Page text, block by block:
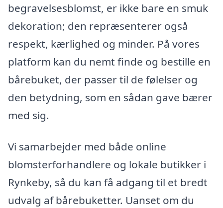
begravelsesblomst, er ikke bare en smuk
dekoration; den repræsenterer også
respekt, kærlighed og minder. På vores
platform kan du nemt finde og bestille en
bårebuket, der passer til de følelser og
den betydning, som en sådan gave bærer
med sig.
Vi samarbejder med både online
blomsterforhandlere og lokale butikker i
Rynkeby, så du kan få adgang til et bredt
udvalg af bårebuketter. Uanset om du